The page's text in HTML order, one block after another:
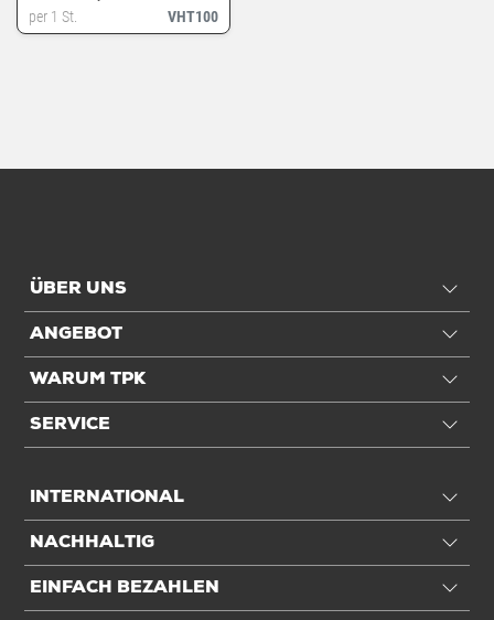
VHT100
per 1 St.
ÜBER UNS
ANGEBOT
WARUM TPK
SERVICE
INTERNATIONAL
NACHHALTIG
EINFACH BEZAHLEN